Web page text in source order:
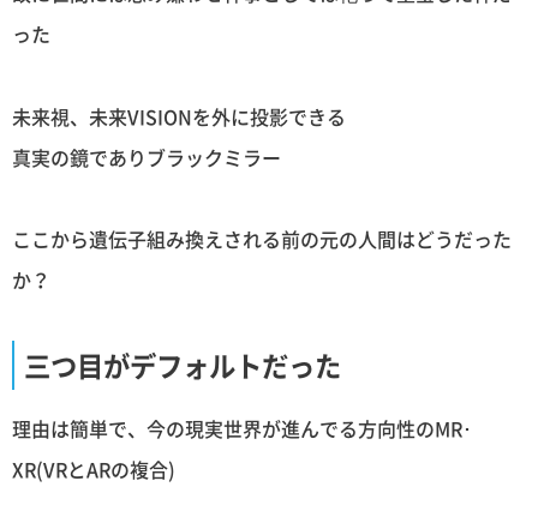
った
未来視、未来VISIONを外に投影できる
真実の鏡でありブラックミラー
ここから遺伝子組み換えされる前の元の人間はどうだった
か？
三つ目がデフォルトだった
理由は簡単で、今の現実世界が進んでる方向性のMR･
XR(VRとARの複合)